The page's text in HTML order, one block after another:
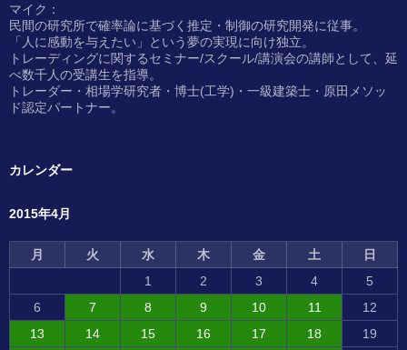
マイク：
民間の研究所で確率論に基づく推定・制御の研究開発に従事。
「人に感動を与えたい」という夢の実現に向け独立。
トレーディングに関するセミナー/スクール/講演会の講師として、延
べ数千人の受講生を指導。
トレーダー・相場学研究者・博士(工学)・一級建築士・原田メソッ
ド認定パートナー。
カレンダー
2015年4月
月 火 水 木 金 土 日
1 2 3 4
5
6
7 8 9 10 11
12
13
14 15 16 17 18
19